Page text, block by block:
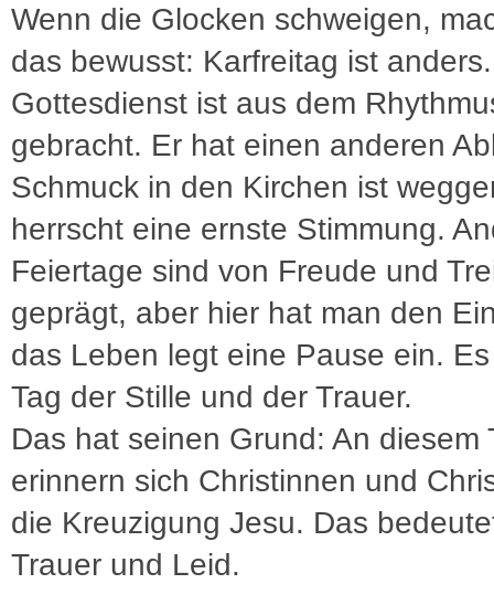
Wenn die Glocken schweigen,
das bewusst: Karfreitag ist
Gottesdienst ist aus dem
gebracht. Er hat einen anderen
Schmuck in den Kirchen ist
herrscht eine ernste Stimmung.
Feiertage sind von Freude und
geprägt, aber hier hat man den
das Leben legt eine Pause ein.
Tag der Stille und der Trauer.
Das hat seinen Grund: An diesem
erinnern sich Christinnen und
die Kreuzigung Jesu. Das
Trauer und Leid.